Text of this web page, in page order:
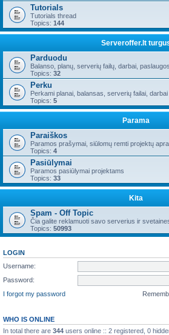
Tutorials
Tutorials thread
Topics: 144
Serveroffer.lt
Parduodu
Balanso, planų, serverių failų, darbai,
Topics: 32
Perku
Perkami planai, balansas, serverių failai, darbai
Topics: 5
Parama
Paraiškos
Paramos prašymai, siūlomų remti projektų
Topics: 4
Pasiūlymai
Paramos pasiūlymai projektams
Topics: 33
Kita
Spam - Off Topic
Čia galite reklamuoti savo serverius ir
Topics: 50993
LOGIN
Username:
Password:
I forgot my password
WHO IS ONLINE
In total there are 344 users online :: 2 registered, 0